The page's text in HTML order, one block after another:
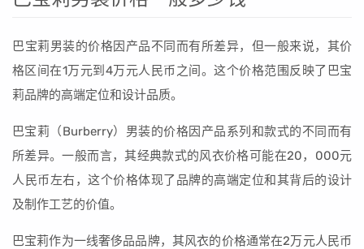
巴宝莉男装的价格因产品不同而有所差异，但一般来说，其价
格区间在1万元到4万元人民币之间。这个价格范围反映了巴宝
莉品牌的高端定位和设计品质。
巴宝莉（Burberry）男装的价格因产品系列和款式的不同而有
所差异。一般而言，其经典款式的风衣价格可能在20，000元
人民币左右，这个价格体现了品牌的高端定位和其背后的设计
及制作工艺的价值。
巴宝莉作为一线奢侈品品牌，其风衣的价格通常在2万元人民币